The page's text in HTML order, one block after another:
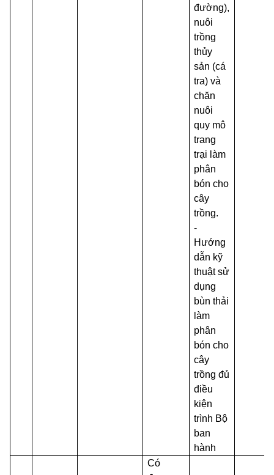
đường),
nuôi
trồng
thủy
sản (cá
tra) và
chăn
nuôi
quy mô
trang
trại làm
phân
bón cho
cây
trồng.
-
Hướng
dẫn kỹ
thuật sử
dụng
bùn thải
làm
phân
bón cho
cây
trồng đủ
điều
kiện
trình Bộ
ban
hành
Có